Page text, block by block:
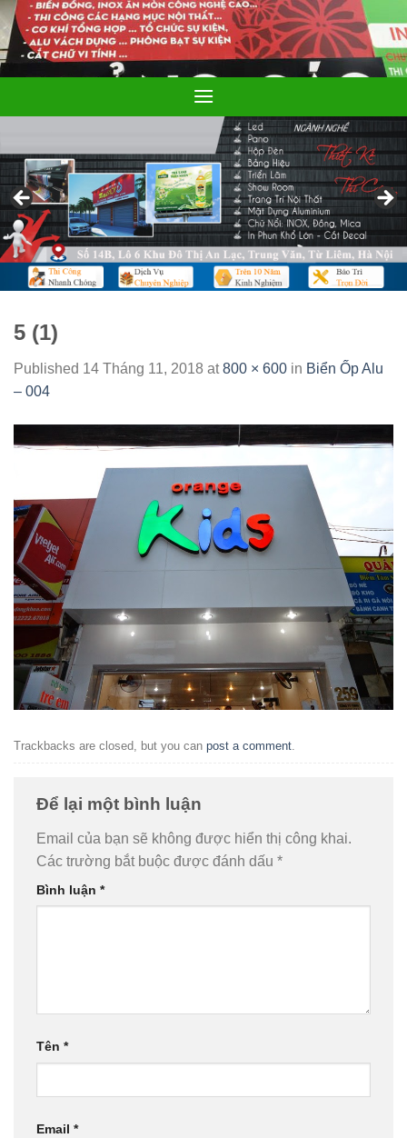
Skip
to
content
5 (1)
Published 14 Tháng 11, 2018 at800 × 600 in Biển Ốp Alu
– 004
Trackbacks are closed, but you can post a comment.
Để lại một bình luận
Email của bạn sẽ không được hiển thị công khai.
Các trường bắt buộc được đánh dấu *
Bình luận *
Tên *
Email *